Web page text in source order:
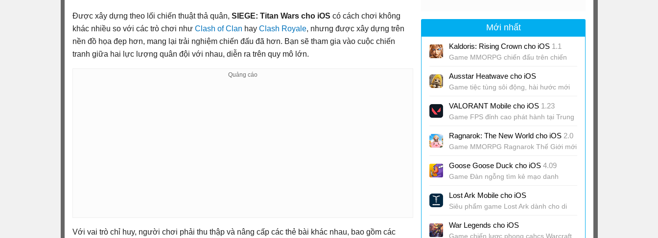
Được xây dựng theo lối chiến thuật thả quân, SIEGE: Titan Wars cho iOS có cách chơi không
khác nhiều so với các trò chơi như Clash of Clan hay Clash Royale, nhưng được xây dựng trên
nền đồ họa đẹp hơn, mang lại trải nghiệm chiến đấu đã hơn. Bạn sẽ tham gia vào cuộc chiến
tranh giữa hai lực lượng quân đội với nhau, diễn ra trên quy mô lớn.
Với vai trò chỉ huy, người chơi phải thu thập và nâng cấp các thẻ bài khác nhau, bao gồm các
Mới nhất
Kaldoris: Rising Crown cho iOS 1.1
Game MMORPG chiến đấu trên chiến
Ausstar Heatwave cho iOS
Game tiệc tùng sôi động, hài hước mới
VALORANT Mobile cho iOS 1.23
Game FPS đỉnh cao phát hành tại Trung
Ragnarok: The New World cho iOS 2.0
Game MMORPG Ragnarok Thế Giới mới
Goose Goose Duck cho iOS 4.09
Game Đàn ngỗng tìm kẻ mạo danh
Lost Ark Mobile cho iOS
Siêu phẩm game Lost Ark dành cho di
War Legends cho iOS
Game chiến lược phong cahcs Warcraft